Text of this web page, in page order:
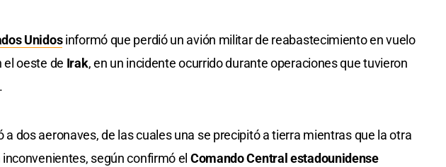
Unidosinformó que perdió un avión militar de reabastecimiento en vuelo
el oeste de Irak, en un incidente ocurrido durante operaciones que tuvieron
a dos aeronaves, de las cuales una se precipitó a tierra mientras que la otra
inconvenientes, según confirmó el Comando Central estadounidense